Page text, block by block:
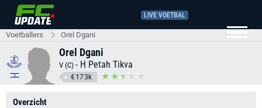
LIVE VOETBAL
Voetballers Orel Dgani
Orel Dgani
V (C) - H Petah Tikva
€173k
Overzicht